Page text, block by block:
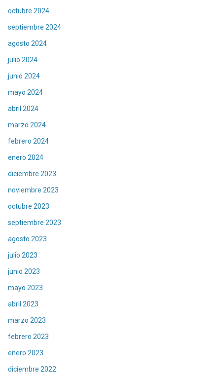
octubre 2024
septiembre 2024
agosto 2024
julio 2024
junio 2024
mayo 2024
abril 2024
marzo 2024
febrero 2024
enero 2024
diciembre 2023
noviembre 2023
octubre 2023
septiembre 2023
agosto 2023
julio 2023
junio 2023
mayo 2023
abril 2023
marzo 2023
febrero 2023
enero 2023
diciembre 2022